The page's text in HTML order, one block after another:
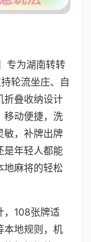
专为湖南转转
轮流坐庄、自
折叠收纳设计
移动便捷，洗
敏，补牌出牌
是年轻人都能
地麻将的轻松
，108张牌适
本地规则，机